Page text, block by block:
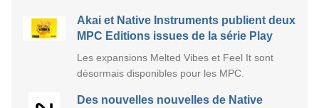
Akai et Native Instruments publient deux
MPC Editions issues de la série Play
Les expansions Melted Vibes et Feel It sont
désormais disponibles pour les MPC.
Des nouvelles nouvelles de Native